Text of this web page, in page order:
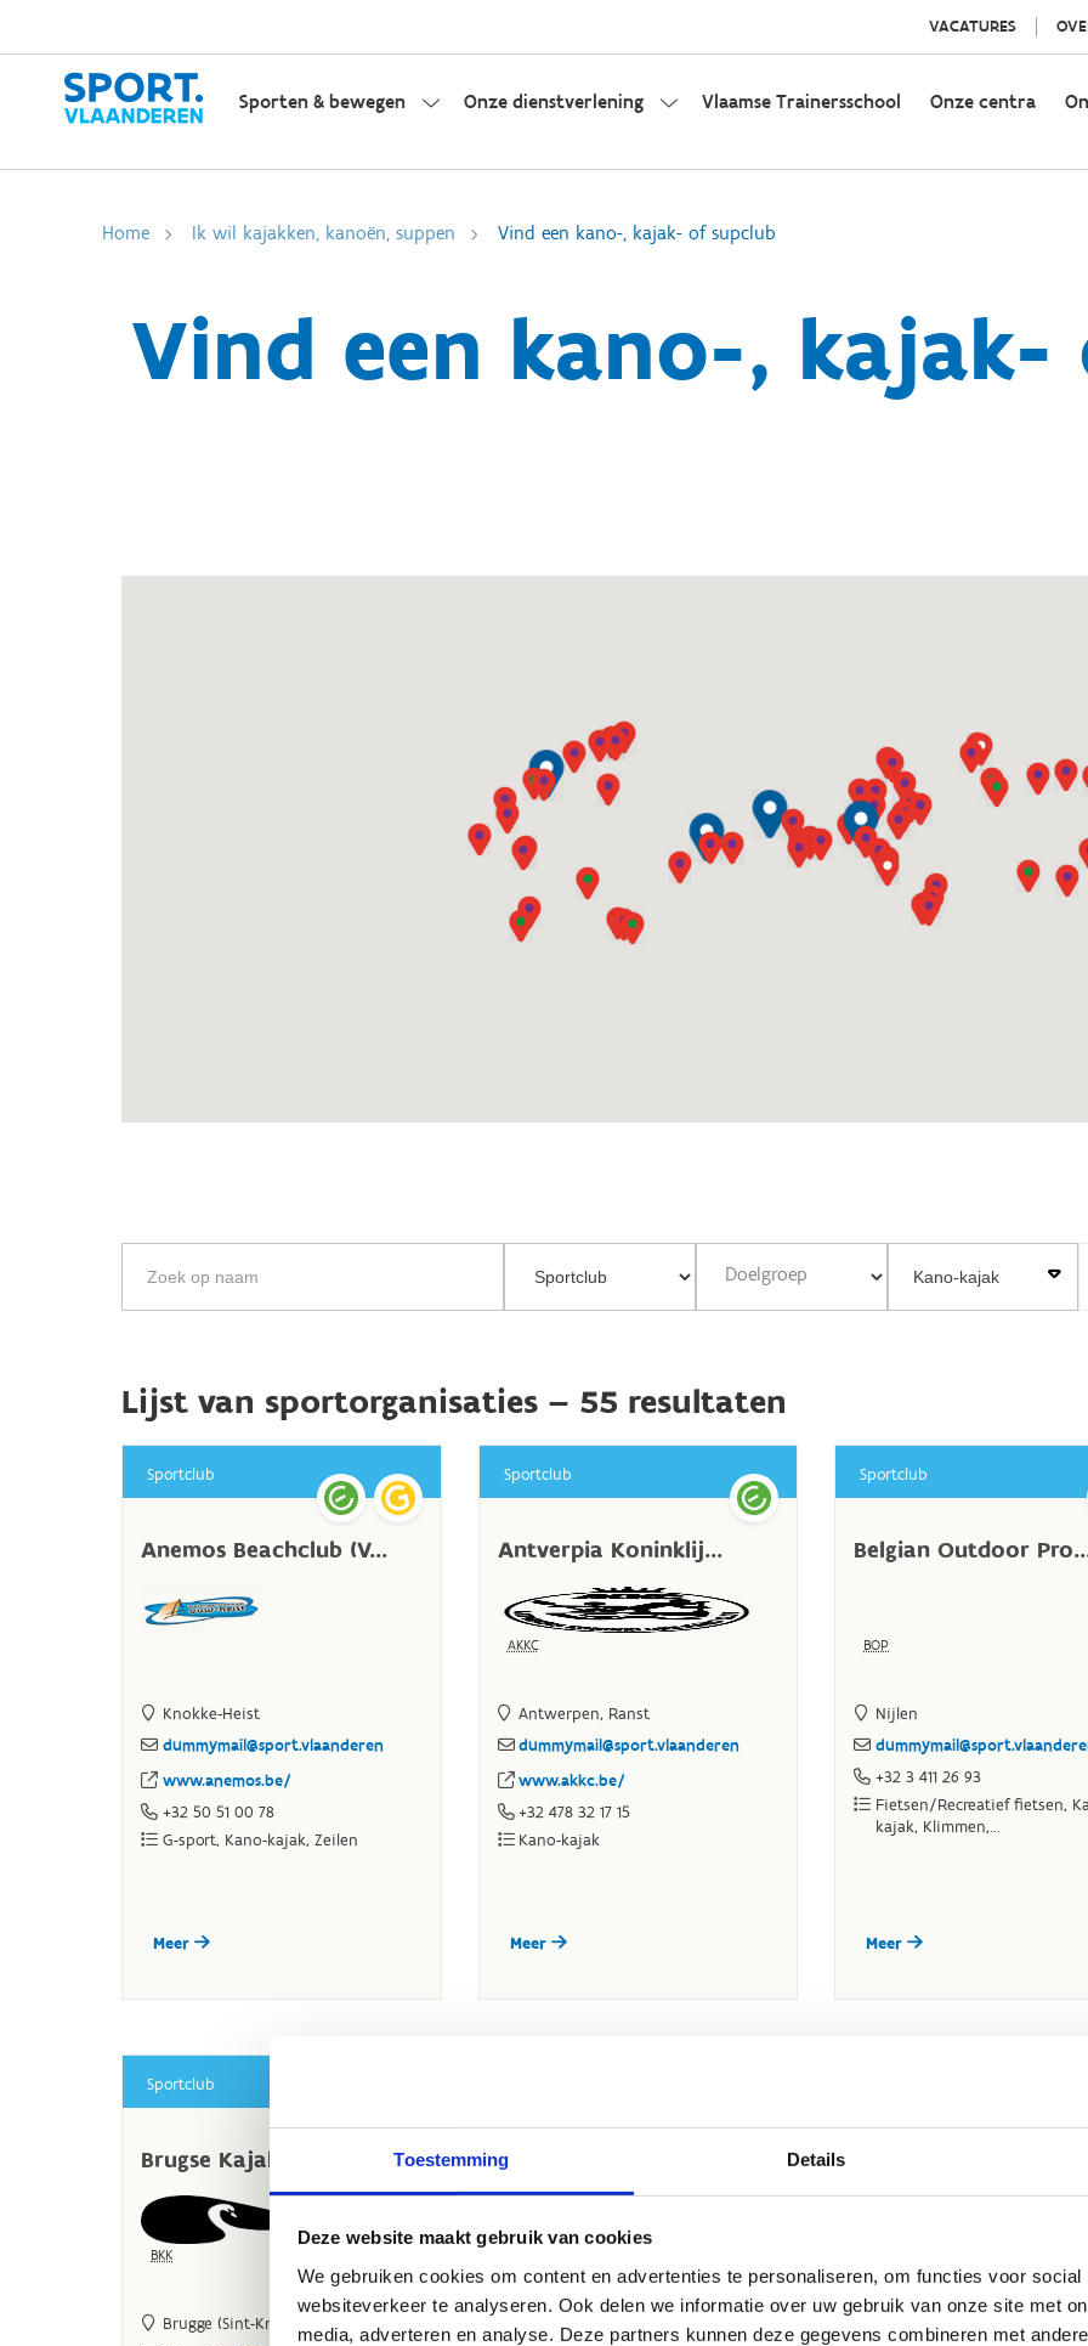
Toestemming Details
Deze website maakt gebruik van cookies
We gebruiken cookies om content en advertenties te personaliseren, om functies voor
websiteverkeer te analyseren. Ook delen we informatie over uw gebruik van onze site met
media, adverteren en analyse. Deze partners kunnen deze gegevens combineren met
VACATURES
Sporten & bewegen Onze dienstverlening Vlaamse Trainersschool Onze centra
Home Ik wil kajakken, kanoën, suppen Vind een kano-, kajak- of supclub
Vind een kano-, kajak-